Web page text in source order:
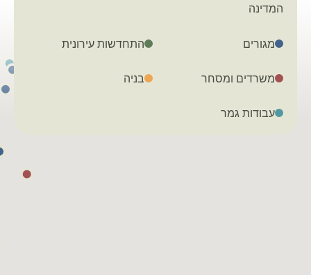
המדינה
מגורים התחדשות עירונית
משרדים ומסחר בניה
עבודות גמר